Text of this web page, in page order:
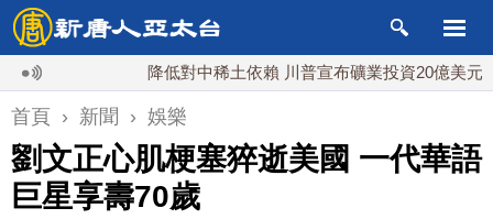
降低對中稀土依賴 川普宣布礦業投資20億美元
首頁 › 新聞 › 娛樂
劉文正心肌梗塞猝逝美國 一代華語
巨星享壽70歲